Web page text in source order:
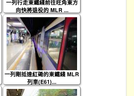
一列行走東鐵綫前往旺角東方
向快將退役的 MLR ...
一列剛抵達紅磡的東鐵綫 MLR
列車(E61)...